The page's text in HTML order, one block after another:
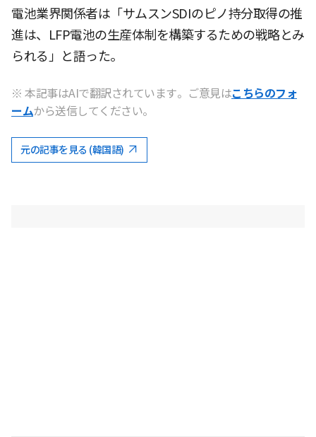
電池業界関係者は「サムスンSDIのピノ持分取得の推
進は、LFP電池の生産体制を構築するための戦略とみ
られる」と語った。
※ 本記事はAIで翻訳されています。ご意見はこちらのフォ
ームから送信してください。
元の記事を見る (韓国語)